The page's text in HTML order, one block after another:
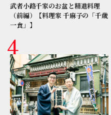
武者小路千家のお盆と精進料理
（前編）【料理家 千麻子の「千歳
一食」】